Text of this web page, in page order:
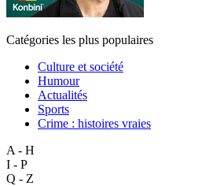
Catégories les plus populaires
Culture et société
Humour
Actualités
Sports
Crime : histoires vraies
A - H
I - P
Q - Z